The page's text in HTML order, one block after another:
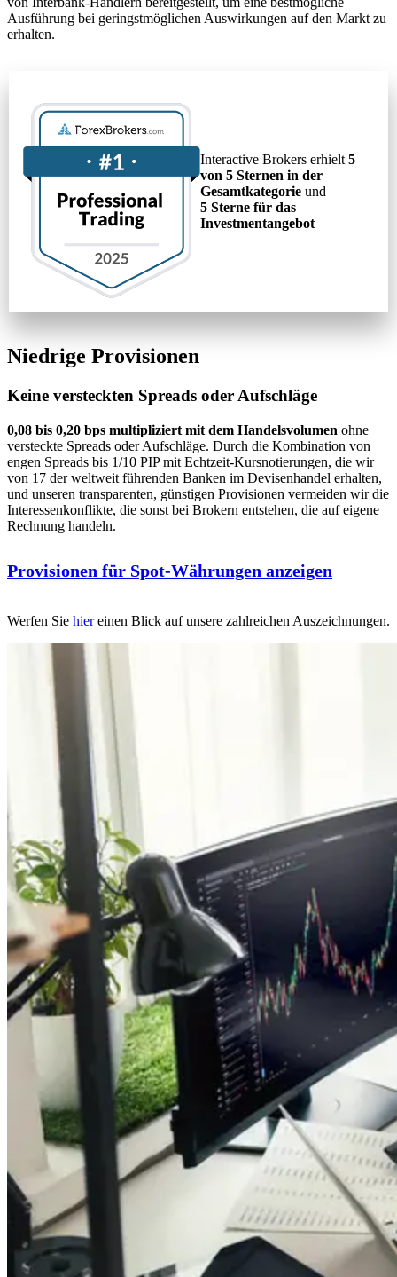
Ausführung bei geringstmöglichen Auswirkungen auf den Markt zu
erhalten.
Interactive Brokers erhielt 5
von 5 Sternen in der
Gesamtkategorie und
5 Sterne für das
Investmentangebot
Niedrige Provisionen
Keine versteckten Spreads oder Aufschläge
0,08 bis 0,20 bps multipliziert mit dem Handelsvolumen ohne
versteckte Spreads oder Aufschläge. Durch die Kombination von
engen Spreads bis 1/10 PIP mit Echtzeit-Kursnotierungen, die wir
von 17 der weltweit führenden Banken im Devisenhandel erhalten,
und unseren transparenten, günstigen Provisionen vermeiden wir die
Interessenkonflikte, die sonst bei Brokern entstehen, die auf eigene
Rechnung handeln.
Provisionen für Spot-Währungen anzeigen
Werfen Sie hiereinen Blick auf unsere zahlreichen Auszeichnungen.